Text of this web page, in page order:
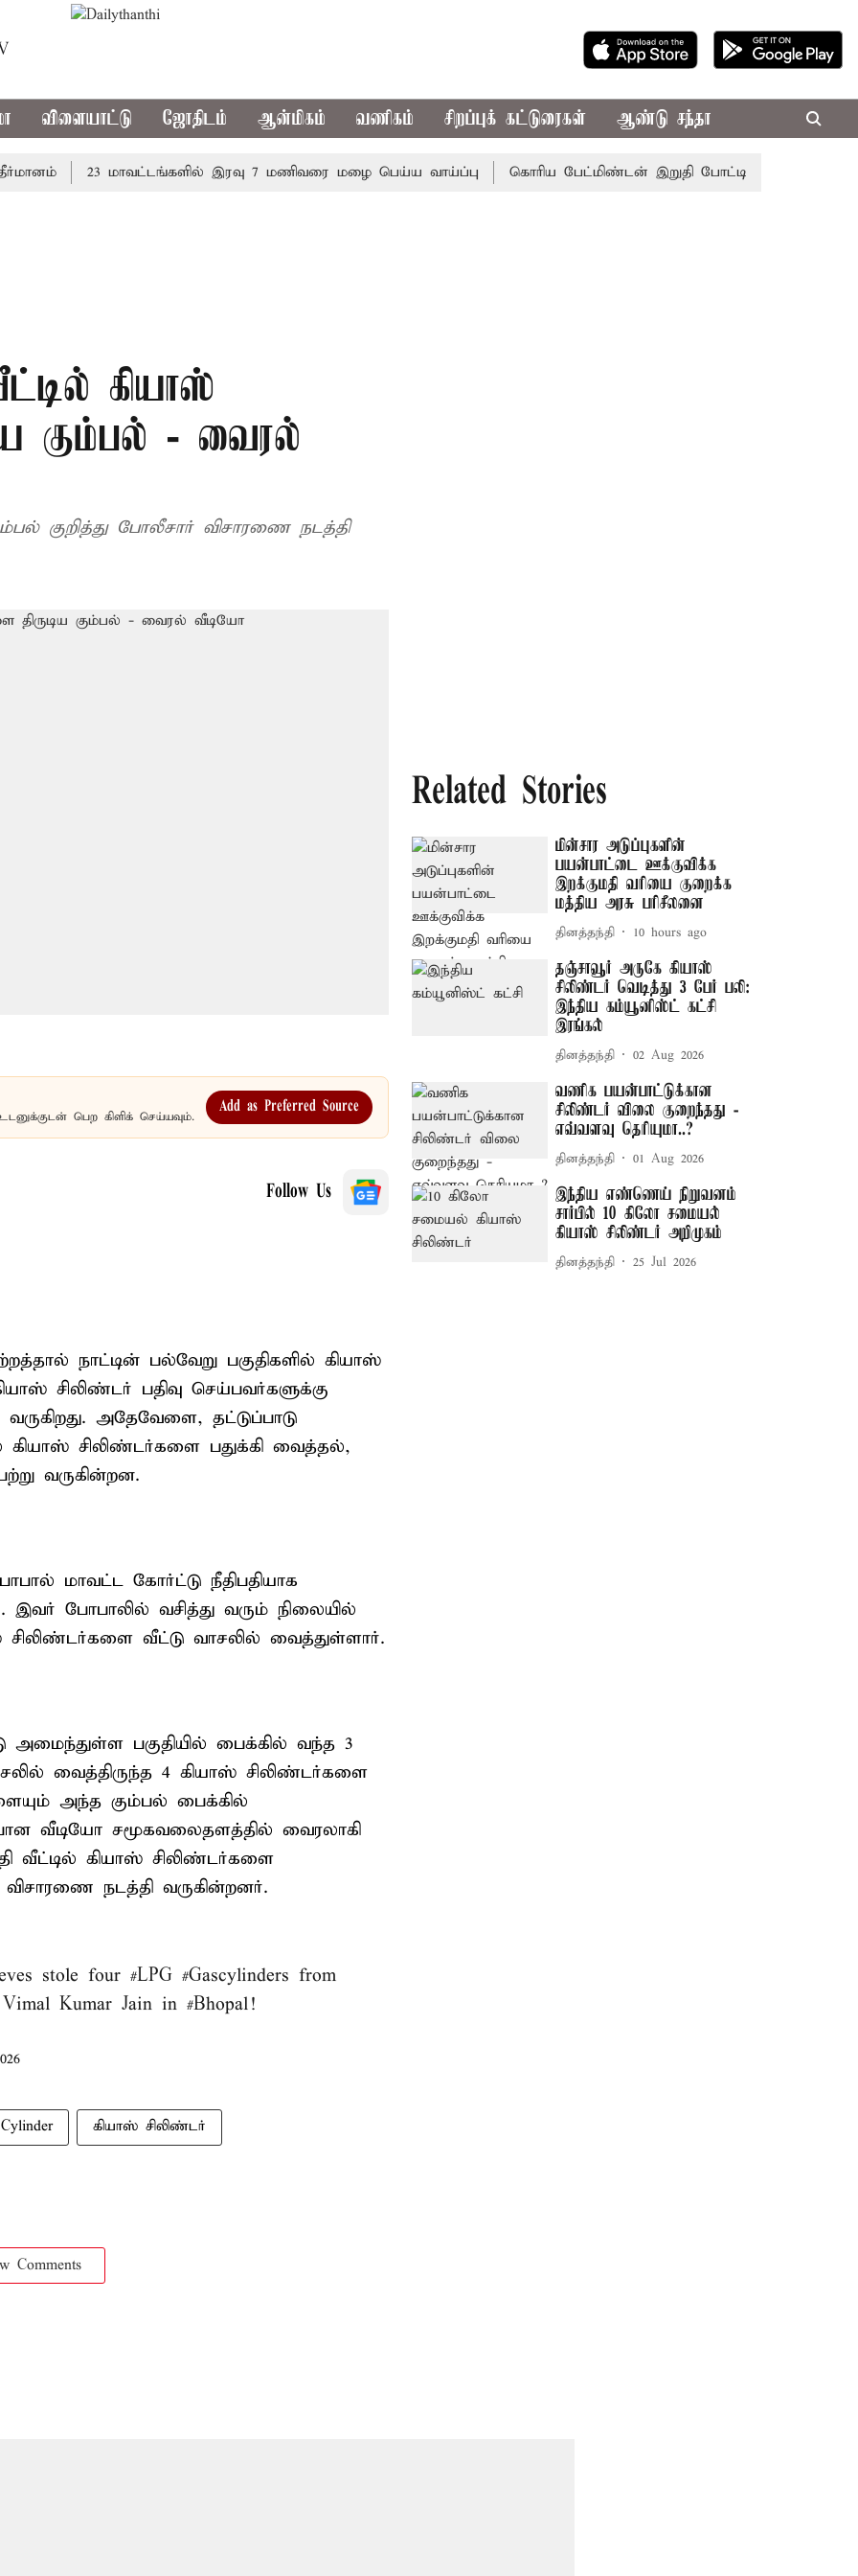
விளையாட்டு ஜோதிடம் ஆன்மிகம் வணிகம் சிறப்புக் கட்டுரைகள் ஆண்டு சந்தா
23 மாவட்டங்களில் இரவு 7 மணிவரை மழை பெய்ய வாய்ப்பு கொரிய பேட்மிண்டன் இறுதி போட்டி; இந்திய வீராங்கனை
கியாஸ்
கும்பல் - வைரல்
குறித்து போலீசார் விசாரணை நடத்தி
பெற கிளிக் செய்யவும்.
Add as Preferred Source
Follow Us
நாட்டின் பல்வேறு பகுதிகளில் கியாஸ்
சிலிண்டர் பதிவு செய்பவர்களுக்கு
அதேவேளை, தட்டுப்பாடு
கியாஸ் சிலிண்டர்களை பதுக்கி வைத்தல்,
வருகின்றன.
மாவட்ட கோர்ட்டு நீதிபதியாக
இவர் போபாலில் வசித்து வரும் நிலையில்
சிலிண்டர்களை வீட்டு வாசலில் வைத்துள்ளார்.
அமைந்துள்ள பகுதியில் பைக்கில் வந்த 3
வைத்திருந்த 4 கியாஸ் சிலிண்டர்களை
அந்த கும்பல் பைக்கில்
வீடியோ சமூகவலைதளத்தில் வைரலாகி
வீட்டில் கியாஸ் சிலிண்டர்களை
விசாரணை நடத்தி வருகின்றனர்.
stole four #LPG #Gascylinders from
Kumar Jain in #Bhopal!
கியாஸ் சிலிண்டர்
Comments
Related Stories
மின்சார அடுப்புகளின்
பயன்பாட்டை ஊக்குவிக்க
இறக்குமதி வரியை குறைக்க
மத்திய அரசு பரிசீலனை
தினத்தந்தி 10 hours ago
தஞ்சாவூர் அருகே கியாஸ்
சிலிண்டர் வெடித்து 3 பேர் பலி:
இந்திய கம்யூனிஸ்ட் கட்சி
இரங்கல்
தினத்தந்தி 02 Aug 2026
வணிக பயன்பாட்டுக்கான
சிலிண்டர் விலை குறைந்தது -
எவ்வளவு தெரியுமா..?
தினத்தந்தி 01 Aug 2026
இந்திய எண்ணெய் நிறுவனம்
சார்பில் 10 கிலோ சமையல்
கியாஸ் சிலிண்டர் அறிமுகம்
தினத்தந்தி 25 Jul 2026